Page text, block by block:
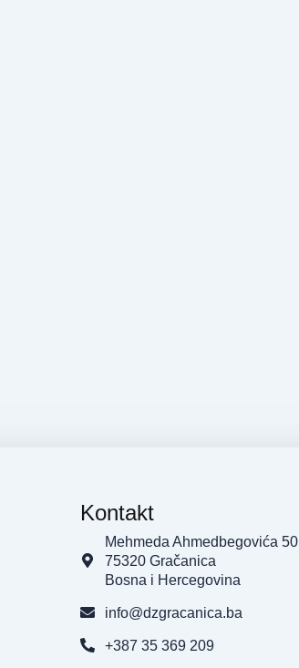
Kontakt
Mehmeda Ahmedbegovića 50
75320 Gračanica
Bosna i Hercegovina
info@dzgracanica.ba
+387 35 369 209